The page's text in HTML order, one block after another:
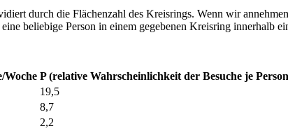
durch die Flächenzahl des Kreisrings. Wenn wir
beliebige Person in einem gegebenen Kreisring innerhalb
Woche P (relative Wahrscheinlichkeit der Besuche je Person
19,5
8,7
2,2